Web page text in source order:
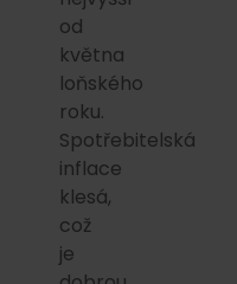
od
května
loňského
roku.
Spotřebitelská
inflace
klesá,
což
je